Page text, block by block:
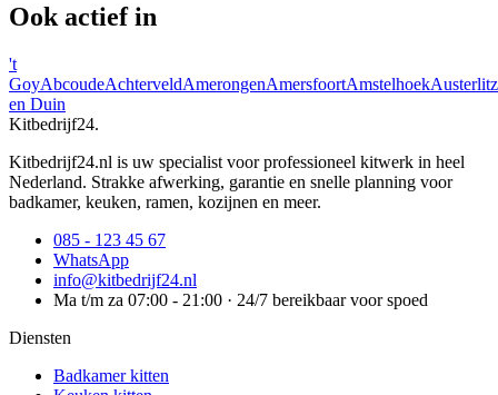
Ook actief in
't
GoyAbcoudeAchterveldAmerongenAmersfoortAmstelhoekAusterlitz
en Duin
Kitbedrijf24.
Kitbedrijf24.nl is uw specialist voor professioneel kitwerk in heel
Nederland. Strakke afwerking, garantie en snelle planning voor
badkamer, keuken, ramen, kozijnen en meer.
085 - 123 45 67
WhatsApp
info@kitbedrijf24.nl
Ma t/m za 07:00 - 21:00 · 24/7 bereikbaar voor spoed
Diensten
Badkamer kitten